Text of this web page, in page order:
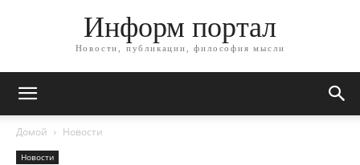
Информ портал
Новости, публикации, философия мысли
Домой Новости
Новости